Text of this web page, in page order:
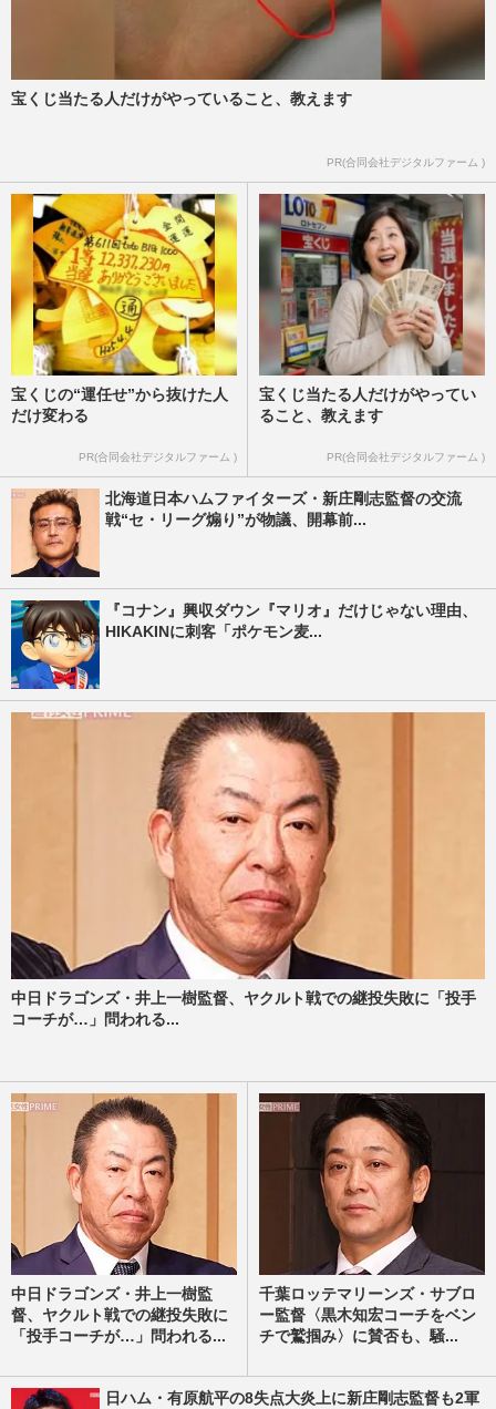
宝くじ当たる人だけがやっていること、教えます
PR(合同会社デジタルファーム )
宝くじの“運任せ”から抜けた人
だけ変わる
PR(合同会社デジタルファーム )
宝くじ当たる人だけがやってい
ること、教えます
PR(合同会社デジタルファーム )
北海道日本ハムファイターズ・新庄剛志監督の交流
戦“セ・リーグ煽り”が物議、開幕前...
『コナン』興収ダウン『マリオ』だけじゃない理由、
HIKAKINに刺客「ポケモン麦...
中日ドラゴンズ・井上一樹監督、ヤクルト戦での継投失敗に「投手
コーチが…」問われる...
中日ドラゴンズ・井上一樹監
督、ヤクルト戦での継投失敗に
「投手コーチが…」問われる...
千葉ロッテマリーンズ・サブロ
ー監督〈黒木知宏コーチをベン
チで鷲掴み〉に賛否も、騒...
日ハム・有原航平の8失点大炎上に新庄剛志監督も2軍